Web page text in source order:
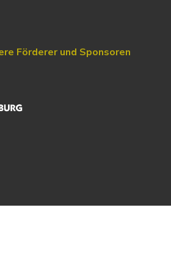
Förderer und Sponsoren